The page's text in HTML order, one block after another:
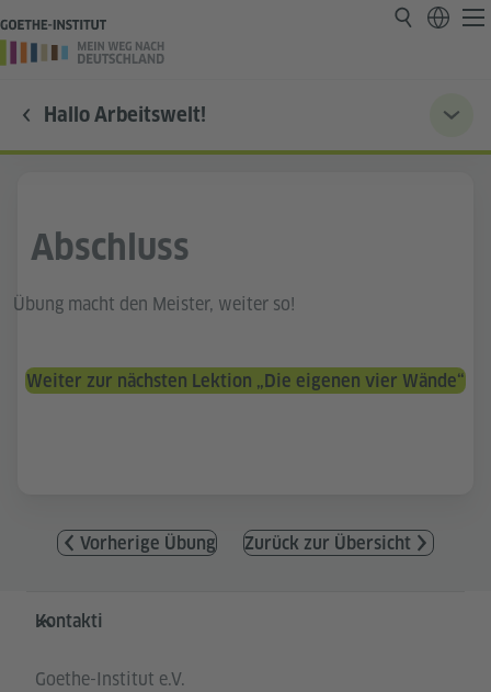
Hallo Arbeitswelt!
Abschluss
Übung macht den Meister, weiter so!
Weiter zur nächsten Lektion „Die eigenen vier Wände“
Vorherige Übung Zurück zur Übersicht
Service- und Informationsbereich
Kontakti
Goethe-Institut e.V.